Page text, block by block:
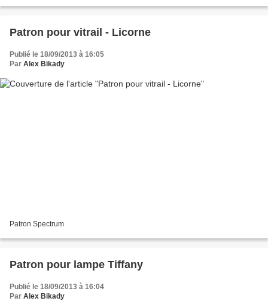
Patron pour vitrail - Licorne
Publié le 18/09/2013 à 16:05
Par Alex Bikady
Patron Spectrum
Patron pour lampe Tiffany
Publié le 18/09/2013 à 16:04
Par Alex Bikady